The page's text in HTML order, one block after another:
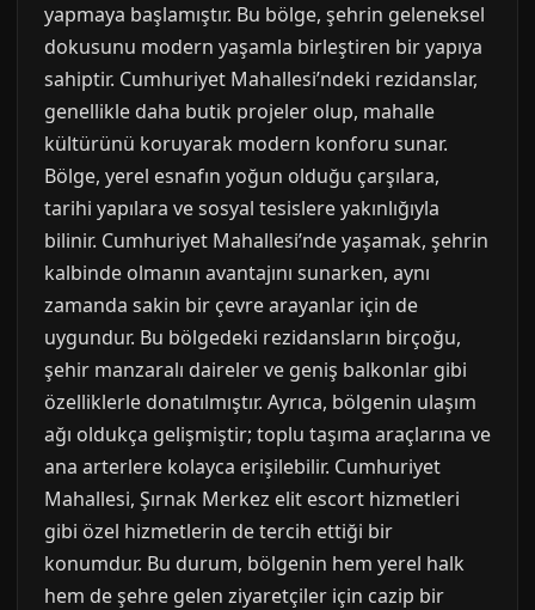
yapmaya başlamıştır. Bu bölge, şehrin geleneksel
dokusunu modern yaşamla birleştiren bir yapıya
sahiptir. Cumhuriyet Mahallesi’ndeki rezidanslar,
genellikle daha butik projeler olup, mahalle
kültürünü koruyarak modern konforu sunar.
Bölge, yerel esnafın yoğun olduğu çarşılara,
tarihi yapılara ve sosyal tesislere yakınlığıyla
bilinir. Cumhuriyet Mahallesi’nde yaşamak, şehrin
kalbinde olmanın avantajını sunarken, aynı
zamanda sakin bir çevre arayanlar için de
uygundur. Bu bölgedeki rezidansların birçoğu,
şehir manzaralı daireler ve geniş balkonlar gibi
özelliklerle donatılmıştır. Ayrıca, bölgenin ulaşım
ağı oldukça gelişmiştir; toplu taşıma araçlarına ve
ana arterlere kolayca erişilebilir. Cumhuriyet
Mahallesi, Şırnak Merkez elit escort hizmetleri
gibi özel hizmetlerin de tercih ettiği bir
konumdur. Bu durum, bölgenin hem yerel halk
hem de şehre gelen ziyaretçiler için cazip bir